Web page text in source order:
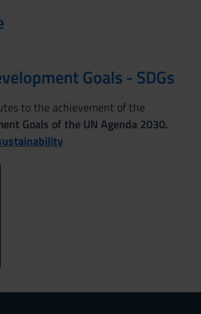
Goals - SDGs
to the achievement of the
Goals of the UN Agenda 2030.